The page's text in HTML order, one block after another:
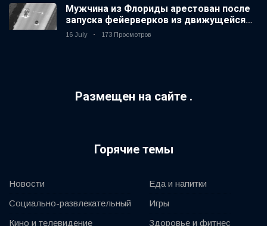
Мужчина из Флориды арестован после
запуска фейерверков из движущейся
машины
16 July 173 Просмотров
Размещен на сайте .
Горячие темы
Новости
Социально-развлекательный
Кино и телевидение
Еда и напитки
Игры
Здоровье и фитнес